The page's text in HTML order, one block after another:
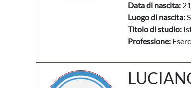
Data di nascita:
Luogo di nascita:
Titolo di studio:
Professione: